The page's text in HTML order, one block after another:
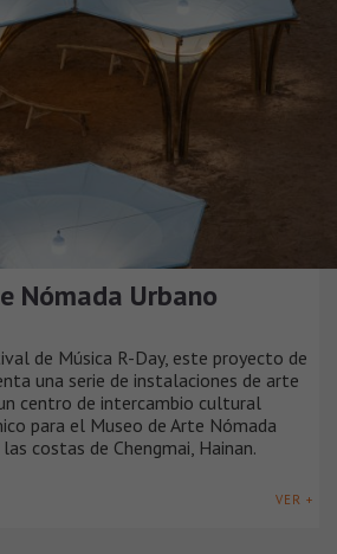
Nómada Urbano
de Música R-Day, este proyecto de
una serie de instalaciones de arte
centro de intercambio cultural
para el Museo de Arte Nómada
costas de Chengmai, Hainan.
VER +